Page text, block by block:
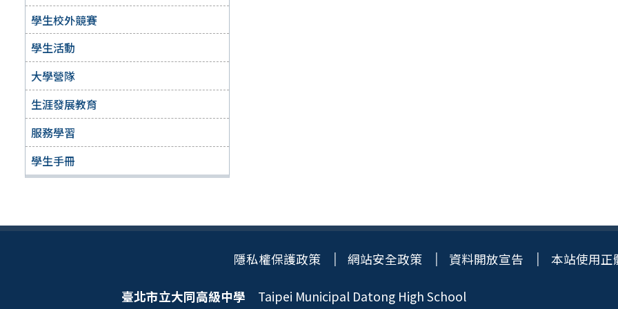
學生校外競賽
學生活動
大學營隊
生涯發展教育
服務學習
學生手冊
隱私權保護政策 網站安全政策 資料開放宣告 本站使用正
臺北市立大同高級中學 Taipei Municipal Datong High School